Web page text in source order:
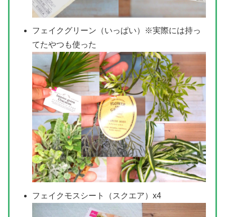
フェイクグリーン（いっぱい）※実際には持っ
てたやつも使った
フェイクモスシート（スクエア）x4